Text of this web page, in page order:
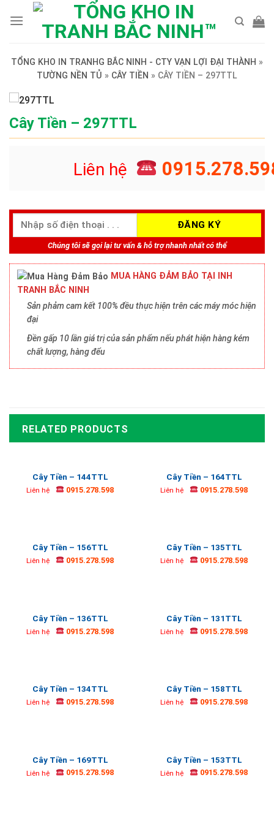
TỔNG KHO IN TRANHG BẮC NINH - CTY VẠN LỢI ĐẠI THÀNH »
TƯỜNG NỀN TỦ » CÂY TIỀN » CÂY TIỀN – 297TTL
Cây Tiền – 297TTL
Liên hệ
Chúng tôi sẽ gọi lại tư vấn & hỗ trợ nhanh nhất có thể
MUA HÀNG ĐẢM BẢO TẠI INH
TRANH BẮC NINH
Sản phảm cam kết 100% đều thực hiện trên các máy móc hiện
đại
Đền gấp 10 lần giá trị của sản phẩm nếu phát hiện hàng kém
chất lượng, hàng đểu
RELATED PRODUCTS
Cây Tiền – 144TTL
Liên hệ 0915.278.598
Cây Tiền – 164TTL
Liên hệ 0915.278.598
Cây Tiền – 156TTL
Liên hệ 0915.278.598
Cây Tiền – 135TTL
Liên hệ 0915.278.598
Cây Tiền – 136TTL
Liên hệ 0915.278.598
Cây Tiền – 131TTL
Liên hệ 0915.278.598
Cây Tiền – 134TTL
Liên hệ 0915.278.598
Cây Tiền – 158TTL
Liên hệ 0915.278.598
Cây Tiền – 169TTL
Liên hệ 0915.278.598
Cây Tiền – 153TTL
Liên hệ 0915.278.598